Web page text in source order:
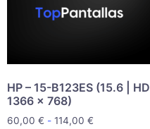
HP – 15-B123ES (15.6 | HD
1366 x 768)
60,00 € - 114,00 €